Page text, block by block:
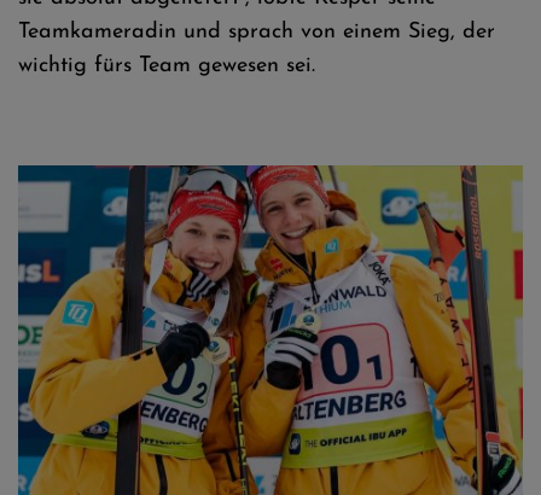
Teamkameradin und sprach von einem Sieg, der
wichtig fürs Team gewesen sei.